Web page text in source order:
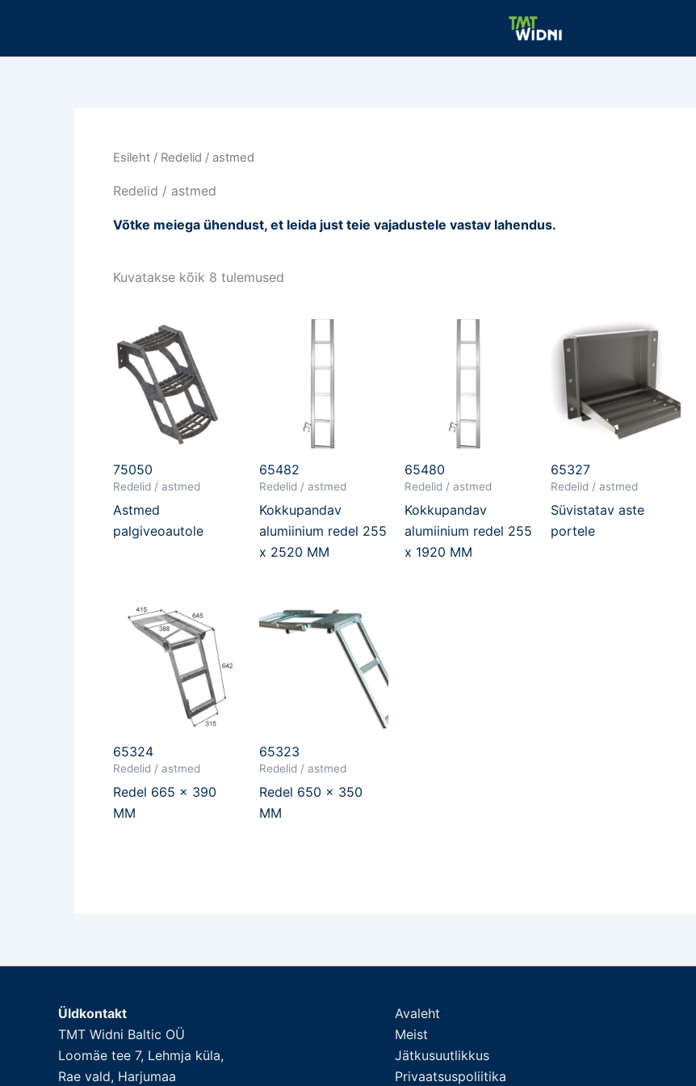
Esileht / Redelid / astmed
Redelid / astmed
Võtke meiega ühendust, et leida just teie vajadustele vastav lahendus.
Kuvatakse kõik 8 tulemused
75050
Redelid / astmed
Astmed
palgiveoautole
65482
Redelid / astmed
Kokkupandav
alumiinium redel 255
x 2520 MM
65480
Redelid / astmed
Kokkupandav
alumiinium redel 255
x 1920 MM
65327
Redelid / astmed
Süvistatav aste
portele
65324
Redelid / astmed
Redel 665 x 390
MM
65323
Redelid / astmed
Redel 650 x 350
MM
Üldkontakt
TMT Widni Baltic OÜ
Loomäe tee 7, Lehmja küla,
Rae vald, Harjumaa
Avaleht
Meist
Jätkusuutlikkus
Privaatsuspoliitika